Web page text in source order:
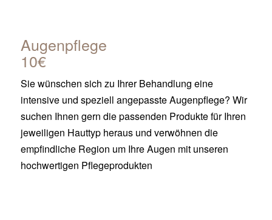
Augenpflege
10€
Sie wünschen sich zu Ihrer Behandlung eine
intensive und speziell angepasste Augenpflege? Wir
suchen Ihnen gern die passenden Produkte für Ihren
jeweiligen Hauttyp heraus und verwöhnen die
empfindliche Region um Ihre Augen mit unseren
hochwertigen Pflegeprodukten